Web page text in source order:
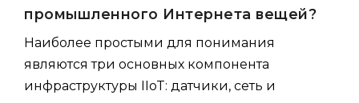
промышленного Интернета вещей?
Наиболее простыми для понимания
являются три основных компонента
инфраструктуры IIoT: датчики, сеть и